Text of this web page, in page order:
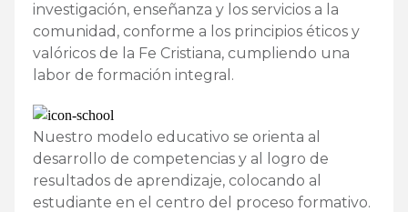
investigación, enseñanza y los servicios a la
comunidad, conforme a los principios éticos y
valóricos de la Fe Cristiana, cumpliendo una
labor de formación integral.
Nuestro modelo educativo se orienta al
desarrollo de competencias y al logro de
resultados de aprendizaje, colocando al
estudiante en el centro del proceso formativo.